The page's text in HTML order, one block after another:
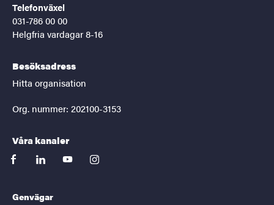
Telefonväxel
031-786 00 00
Helgfria vardagar 8-16
Besöksadress
Hitta organisation
Org. nummer: 202100-3153
Våra kanaler
facebooklinkedinyoutubeinstagram
Genvägar